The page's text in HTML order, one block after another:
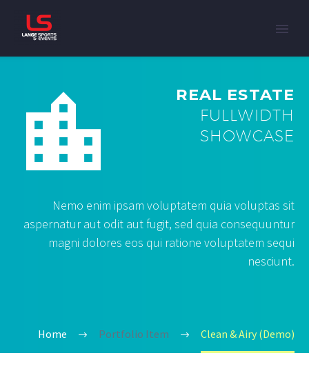

 REAL ESTATE
FULLWIDTH
SHOWCASE
Nemo enim ipsam voluptatem quia voluptas sit
aspernatur aut odit aut fugit, sed quia consequuntur
magni dolores eos qui ratione voluptatem sequi
nesciunt.
Home Portfolio Item Clean & Airy (Demo)